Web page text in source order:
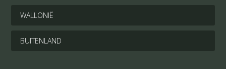
WALLONIË
BUITENLAND